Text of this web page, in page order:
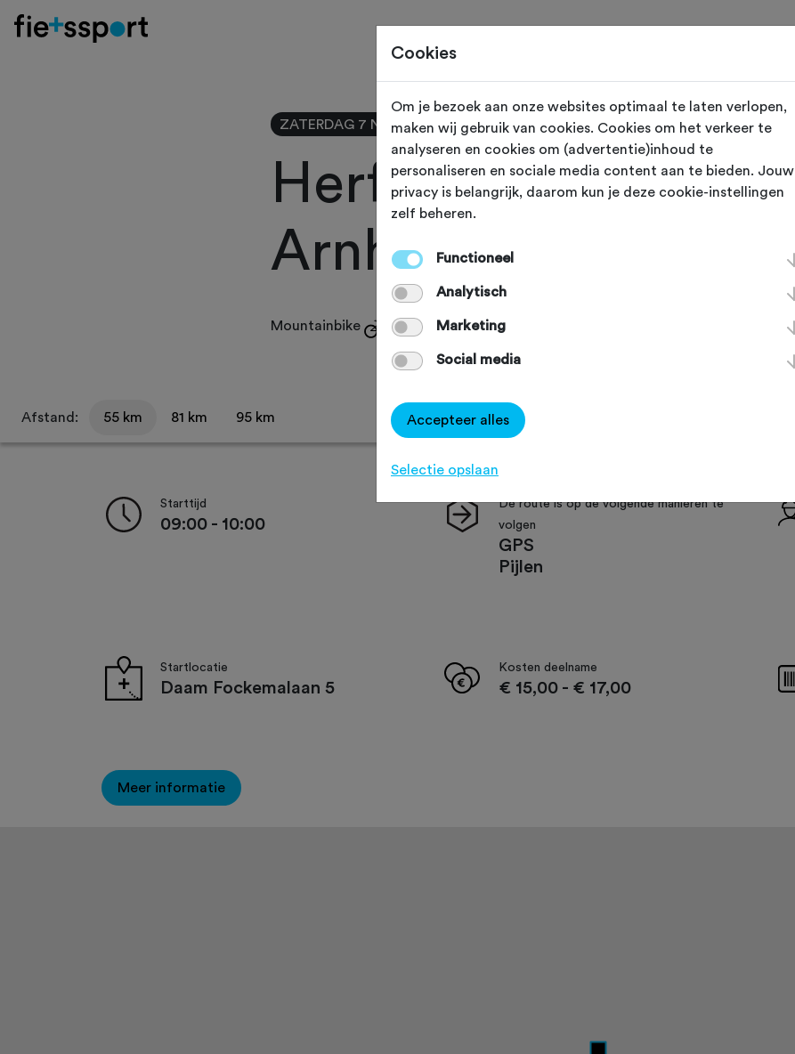
ZATERDAG 7 NOV Arnhem (Gelderland)
Herfstbostocht MTB
Arnhem 2026
Mountainbike Agenda
Afstand: 55 km 81 km 95 km
Starttijd
09:00 - 10:00
De route is op de volgende manieren te
volgen
GPS
Pijlen
Startlocatie
Daam Fockemalaan 5
Kosten deelname
€ 15,00 - € 17,00
Meer informatie
Cookies
Om je bezoek aan onze websites optimaal te laten verlopen,
maken wij gebruik van cookies. Cookies om het verkeer te
analyseren en cookies om (advertentie)inhoud te
personaliseren en sociale media content aan te bieden. Jouw
privacy is belangrijk, daarom kun je deze cookie-instellingen
zelf beheren.
Functioneel
Analytisch
Marketing
Social media
Accepteer alles
Selectie opslaan